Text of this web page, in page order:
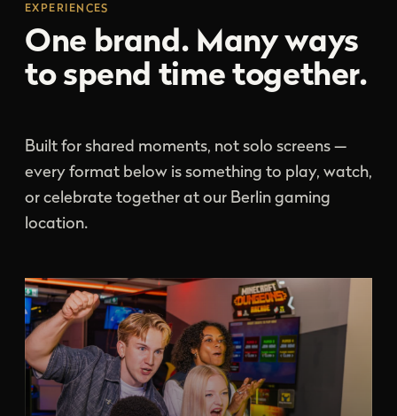
EXPERIENCES
One brand. Many ways
to spend time together.
Built for shared moments, not solo screens —
every format below is something to play, watch,
or celebrate together at our Berlin gaming
location.